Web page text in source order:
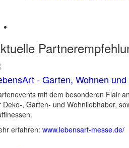
- Garten, Wohnen
mit dem besonderen Flair
Deko-, Garten- und Wohnliebhaber,
erfahren: www.lebensart-messe.de/